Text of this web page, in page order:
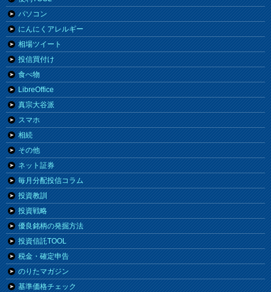
パソコン
にんにくアレルギー
相場ツイート
投信買付け
食べ物
LibreOffice
真宗大谷派
スマホ
相続
その他
ネット証券
毎月分配投信コラム
投資教訓
投資戦略
優良銘柄の発掘方法
投資信託TOOL
税金・確定申告
のりたマガジン
基準価格チェック